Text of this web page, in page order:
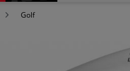
Golf